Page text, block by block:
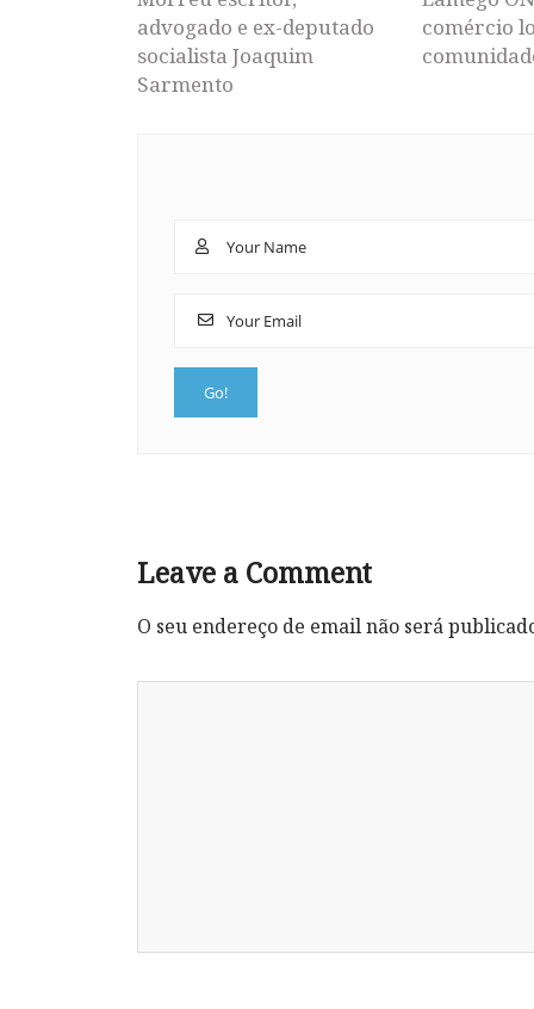
advogado e ex-deputado
socialista Joaquim
Sarmento
comércio
Leave a Comment
O seu endereço de email não será